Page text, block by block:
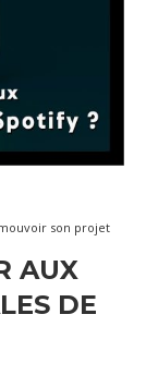
son projet
AUX
DE